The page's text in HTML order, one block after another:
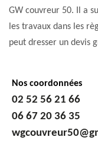
GW couvreur 50. Il a
les travaux dans les
peut dresser un devis
Nos coordonnées
02 52 56 21 66
06 67 20 36 35